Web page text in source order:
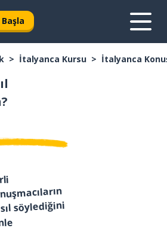
İtalyanca Kursu İtalyanca
söylediğini